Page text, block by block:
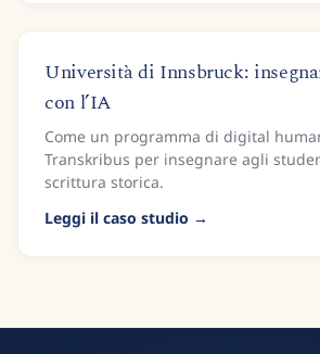
Università di Innsbruck:
con l’IA
Come un programma di digital
Transkribus per insegnare agli
scrittura storica.
Leggi il caso studio